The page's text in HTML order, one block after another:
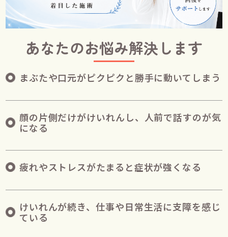
あなたのお悩み解決します
まぶたや口元がピクピクと勝手に動いてしまう
顔の片側だけがけいれんし、人前で話すのが気
になる
疲れやストレスがたまると症状が強くなる
けいれんが続き、仕事や日常生活に支障を感じ
ている